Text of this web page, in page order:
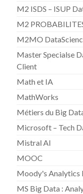
M2 ISDS – ISUP
M2
M2MO
Master Specialse
Client
Math et IA
MathWorks
Métiers du Big
Microsoft – Tech
Mistral AI
MOOC
Moody's Analytics
MS Big Data :